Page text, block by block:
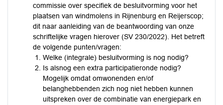
commissie over specifiek de besluitvorming voor het
plaatsen van windmolens in Rijnenburg en Reijerscop;
dit naar aanleiding van de beantwoording van onze
schriftelijke vragen hierover (SV 230/2022). Het betreft
de volgende punten/vragen:
Welke (integrale) besluitvorming is nog nodig?
Is alsnog een extra participatieronde nodig?
Mogelijk omdat omwonenden en/of
belanghebbenden zich nog niet hebben kunnen
uitspreken over de combinatie van energiepark en